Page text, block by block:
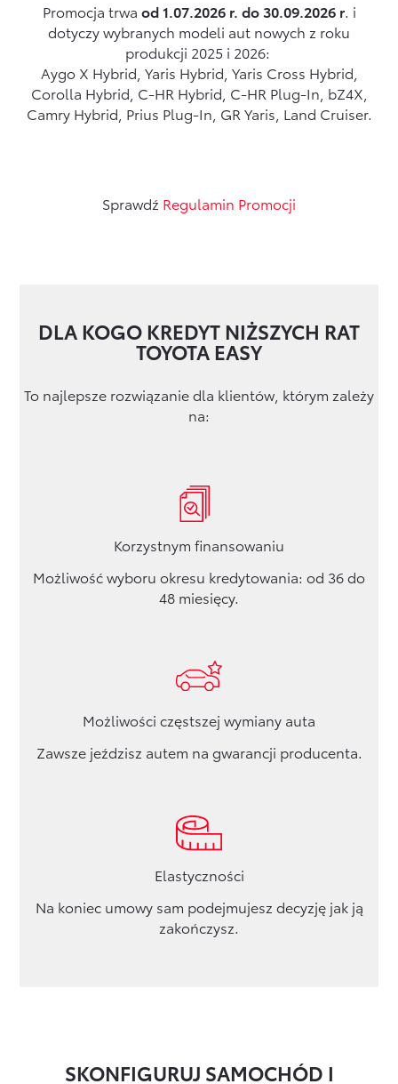
Promocja trwa od 1.07.2026 r. do 30.09.2026 r. i
dotyczy wybranych modeli aut nowych z roku
produkcji 2025 i 2026:
Aygo X Hybrid, Yaris Hybrid, Yaris Cross Hybrid,
Corolla Hybrid, C-HR Hybrid, C-HR Plug-In, bZ4X,
Camry Hybrid, Prius Plug-In, GR Yaris, Land Cruiser.
Sprawdź Regulamin Promocji
DLA KOGO KREDYT NIŻSZYCH RAT
TOYOTA EASY
To najlepsze rozwiązanie dla klientów, którym zależy
na:
Korzystnym finansowaniu
Możliwość wyboru okresu kredytowania: od 36 do
48 miesięcy.
Możliwości częstszej wymiany auta
Zawsze jeździsz autem na gwarancji producenta.
Elastyczności
Na koniec umowy sam podejmujesz decyzję jak ją
zakończysz.
SKONFIGURUJ SAMOCHÓD I